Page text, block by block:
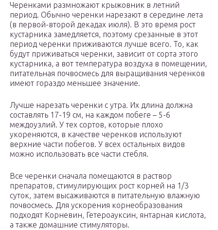
Черенками размножают крыжовник в летний
период. Обычно черенки нарезают в середине лета
(в первой-второй декадах июля). В это время рост
кустарника замедляется, поэтому срезанные в этот
период черенки приживаются лучше всего. То, как
будут приживаться черенки, зависит от сорта этого
кустарника, а вот температура воздуха в помещении,
питательная почвосмесь для выращивания черенков
имеют гораздо меньшее значение.
Лучше нарезать черенки с утра. Их длина должна
составлять 17-19 см, на каждом побеге – 5-6
междоузлий. У тех сортов, которые плохо
укореняются, в качестве черенков используют
верхние части побегов. У всех остальных видов
можно использовать все части стебля.
Все черенки сначала помещаются в раствор
препаратов, стимулирующих рост корней на 1/3
суток, затем высаживаются в питательную влажную
почвосмесь. Для ускорения корнеобразования
подходят Корневин, Гетероауксин, янтарная кислота,
а также домашние стимуляторы.